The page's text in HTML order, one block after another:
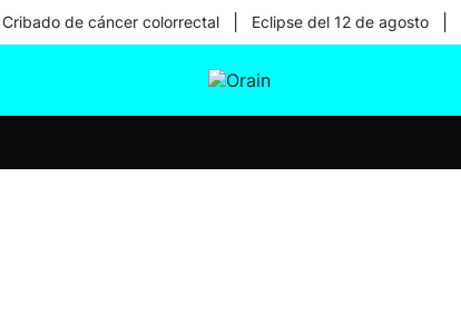
Cribado de cáncer colorrectal Eclipse del 12 de agosto